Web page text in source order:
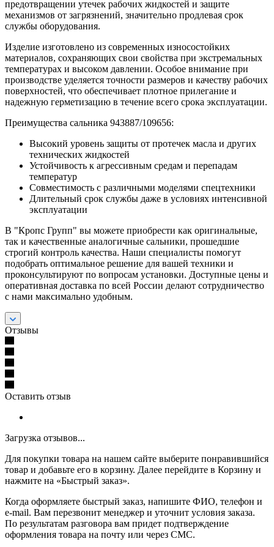
предотвращении утечек рабочих жидкостей и защите
механизмов от загрязнений, значительно продлевая срок
службы оборудования.
Изделие изготовлено из современных износостойких
материалов, сохраняющих свои свойства при экстремальных
температурах и высоком давлении. Особое внимание при
производстве уделяется точности размеров и качеству рабочих
поверхностей, что обеспечивает плотное прилегание и
надежную герметизацию в течение всего срока эксплуатации.
Преимущества сальника 943887/109656:
Высокий уровень защиты от протечек масла и других
технических жидкостей
Устойчивость к агрессивным средам и перепадам
температур
Совместимость с различными моделями спецтехники
Длительный срок службы даже в условиях интенсивной
эксплуатации
В "Кропс Групп" вы можете приобрести как оригинальные,
так и качественные аналогичные сальники, прошедшие
строгий контроль качества. Наши специалисты помогут
подобрать оптимальное решение для вашей техники и
проконсультируют по вопросам установки. Доступные цены и
оперативная доставка по всей России делают сотрудничество
с нами максимально удобным.
Отзывы
Оставить отзыв
Загрузка отзывов...
Для покупки товара на нашем сайте выберите понравившийся
товар и добавьте его в корзину. Далее перейдите в Корзину и
нажмите на «Быстрый заказ».
Когда оформляете быстрый заказ, напишите ФИО, телефон и
e-mail. Вам перезвонит менеджер и уточнит условия заказа.
По результатам разговора вам придет подтверждение
оформления товара на почту или через СМС.